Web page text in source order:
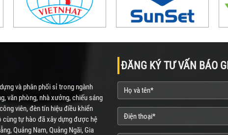
và phân phối sỉ trong ngành
văn phòng, nhà xưởng, chiếu sáng
viên, đèn tín hiệu điều khiển
tự hào đã xây dựng được hệ
Quảng Nam, Quảng Ngãi, Gia
ĐĂNG KÝ TƯ VẤN BÁO